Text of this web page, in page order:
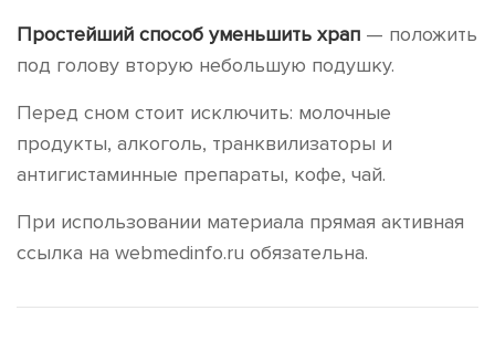
Простейший способ уменьшить храп — положить
под голову вторую небольшую подушку.
Перед сном стоит исключить: молочные
продукты, алкоголь, транквилизаторы и
антигистаминные препараты, кофе, чай.
При использовании материала прямая активная
ссылка на webmedinfo.ru обязательна.